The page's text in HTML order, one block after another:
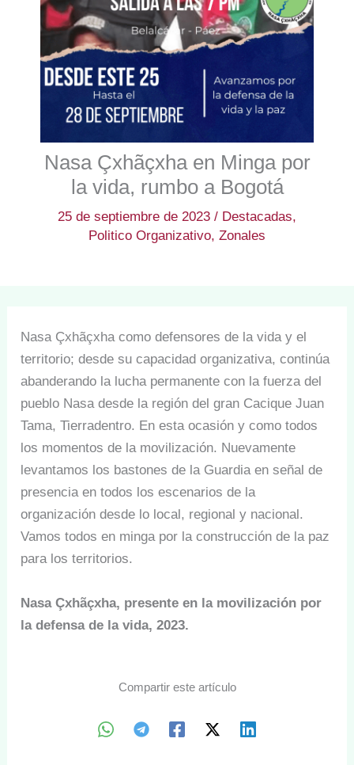
Nasa Çxhãçxha en Minga por
la vida, rumbo a Bogotá
25 de septiembre de 2023 / Destacadas,
Politico Organizativo, Zonales
Nasa Çxhãçxha como defensores de la vida y el
territorio; desde su capacidad organizativa, continúa
abanderando la lucha permanente con la fuerza del
pueblo Nasa desde la región del gran Cacique Juan
Tama, Tierradentro. En esta ocasión y como todos
los momentos de la movilización. Nuevamente
levantamos los bastones de la Guardia en señal de
presencia en todos los escenarios de la
organización desde lo local, regional y nacional.
Vamos todos en minga por la construcción de la paz
para los territorios.
Nasa Çxhãçxha, presente en la movilización por
la defensa de la vida, 2023.
Compartir este artículo